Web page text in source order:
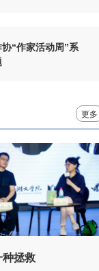
“作家活动周”系
更多
种拯救